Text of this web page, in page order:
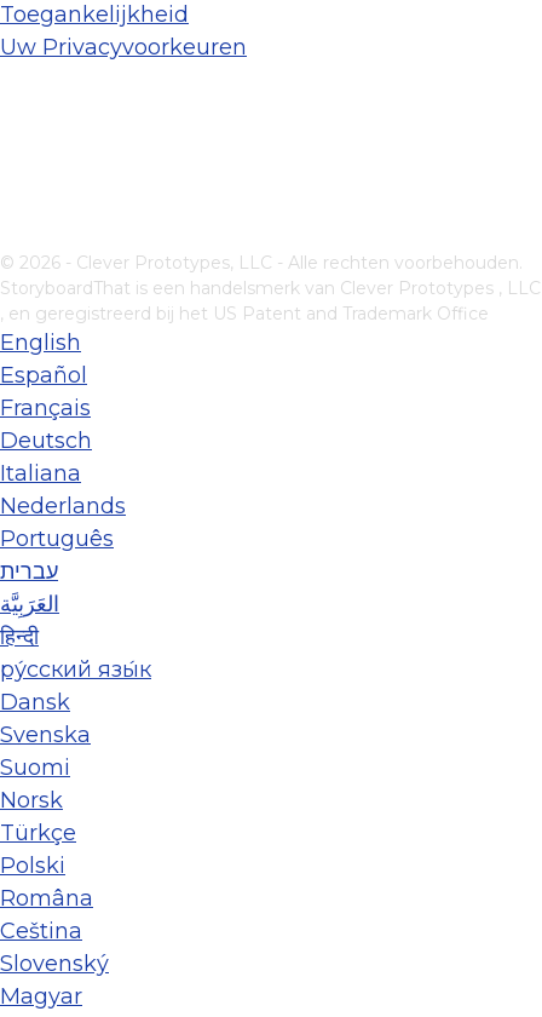
Toegankelijkheid
Uw Privacyvoorkeuren
© 2026 - Clever Prototypes, LLC - Alle rechten voorbehouden.
StoryboardThat is een handelsmerk van Clever Prototypes , LLC
, en geregistreerd bij het US Patent and Trademark Office
English
Español
Français
Deutsch
Italiana
Nederlands
Português
עברית
العَرَبِيَّة
हिन्दी
ру́сский язы́к
Dansk
Svenska
Suomi
Norsk
Türkçe
Polski
Româna
Ceština
Slovenský
Magyar